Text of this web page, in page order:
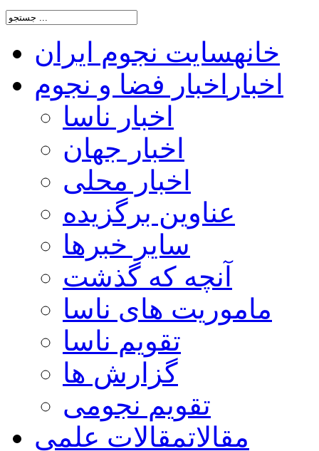
خانهسایت نجوم ایران
اخبار اخبار فضا و نجوم
اخبار ناسا
اخبار جهان
اخبار محلی
عناوین برگزیده
سایر خبرها
آنچه که گذشت
ماموریت های ناسا
تقویم ناسا
گزارش ها
تقویم نجومی
مقالاتمقالات علمی